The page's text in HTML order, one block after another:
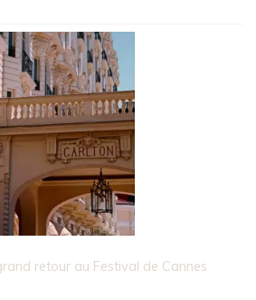
retour au Festival de Cannes